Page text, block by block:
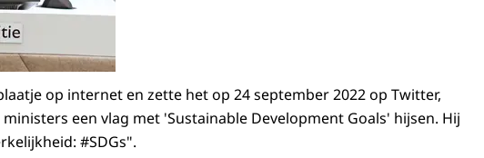
op internet en zette het op 24 september 2022 op Twitter,
een vlag met 'Sustainable Development Goals' hijsen. Hij
#SDGs".